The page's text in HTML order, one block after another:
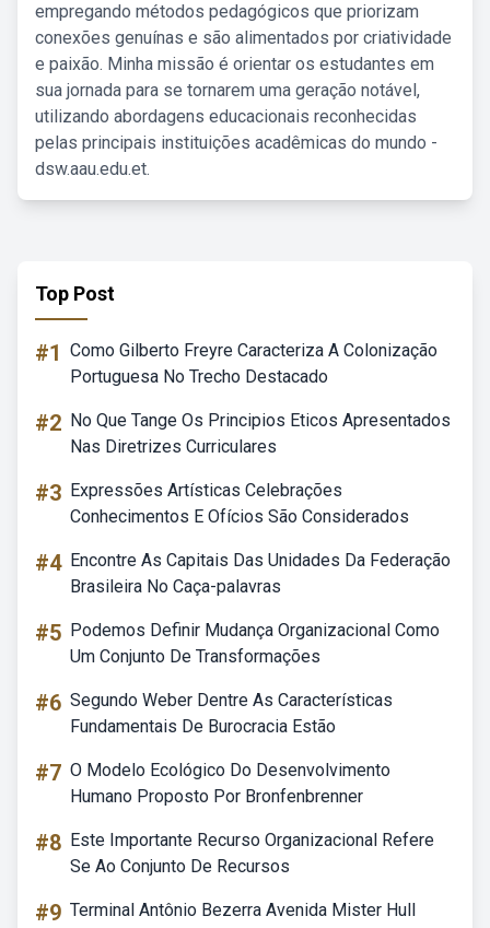
empregando métodos pedagógicos que priorizam
conexões genuínas e são alimentados por criatividade
e paixão. Minha missão é orientar os estudantes em
sua jornada para se tornarem uma geração notável,
utilizando abordagens educacionais reconhecidas
pelas principais instituições acadêmicas do mundo -
dsw.aau.edu.et.
Top Post
#1 Como Gilberto Freyre Caracteriza A Colonização
Portuguesa No Trecho Destacado
#2 No Que Tange Os Principios Eticos Apresentados
Nas Diretrizes Curriculares
#3 Expressões Artísticas Celebrações
Conhecimentos E Ofícios São Considerados
#4 Encontre As Capitais Das Unidades Da Federação
Brasileira No Caça-palavras
#5 Podemos Definir Mudança Organizacional Como
Um Conjunto De Transformações
#6 Segundo Weber Dentre As Características
Fundamentais De Burocracia Estão
#7 O Modelo Ecológico Do Desenvolvimento
Humano Proposto Por Bronfenbrenner
#8 Este Importante Recurso Organizacional Refere
Se Ao Conjunto De Recursos
#9 Terminal Antônio Bezerra Avenida Mister Hull